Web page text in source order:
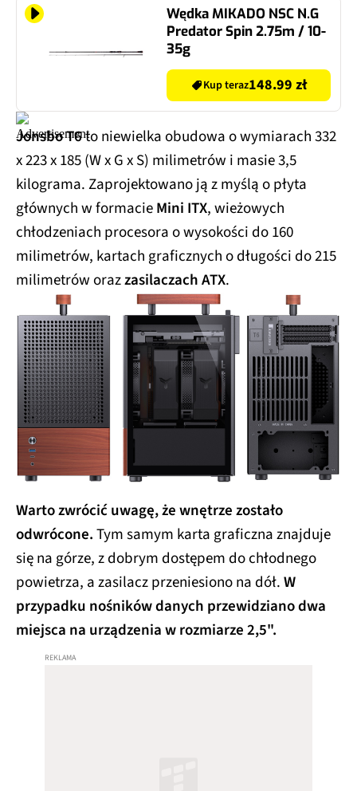
Wędka MIKADO NSC N.G
Predator Spin 2.75m / 10-
35g
Kup teraz148.99 zł
Jonsbo T6to niewielka obudowa o wymiarach 332
x 223 x 185 (W x G x S) milimetrów i masie 3,5
kilograma. Zaprojektowano ją z myślą o płyta
głównych w formacieMini ITX, wieżowych
chłodzeniach procesora o wysokości do 160
milimetrów, kartach graficznych o długości do 215
milimetrów orazzasilaczach ATX.
Warto zwrócić uwagę, że wnętrze zostało
odwrócone.Tym samym karta graficzna znajduje
się na górze, z dobrym dostępem do chłodnego
powietrza, a zasilacz przeniesiono na dół. W
przypadku nośników danych przewidziano dwa
miejsca na urządzenia w rozmiarze 2,5".